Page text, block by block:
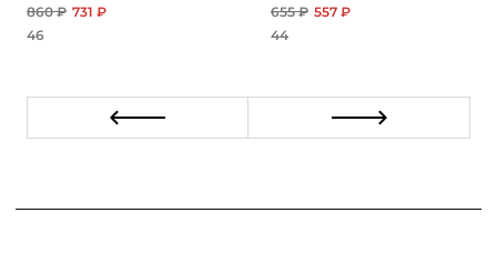
860 ₽ 731 ₽
46
655 ₽ 557 ₽
44